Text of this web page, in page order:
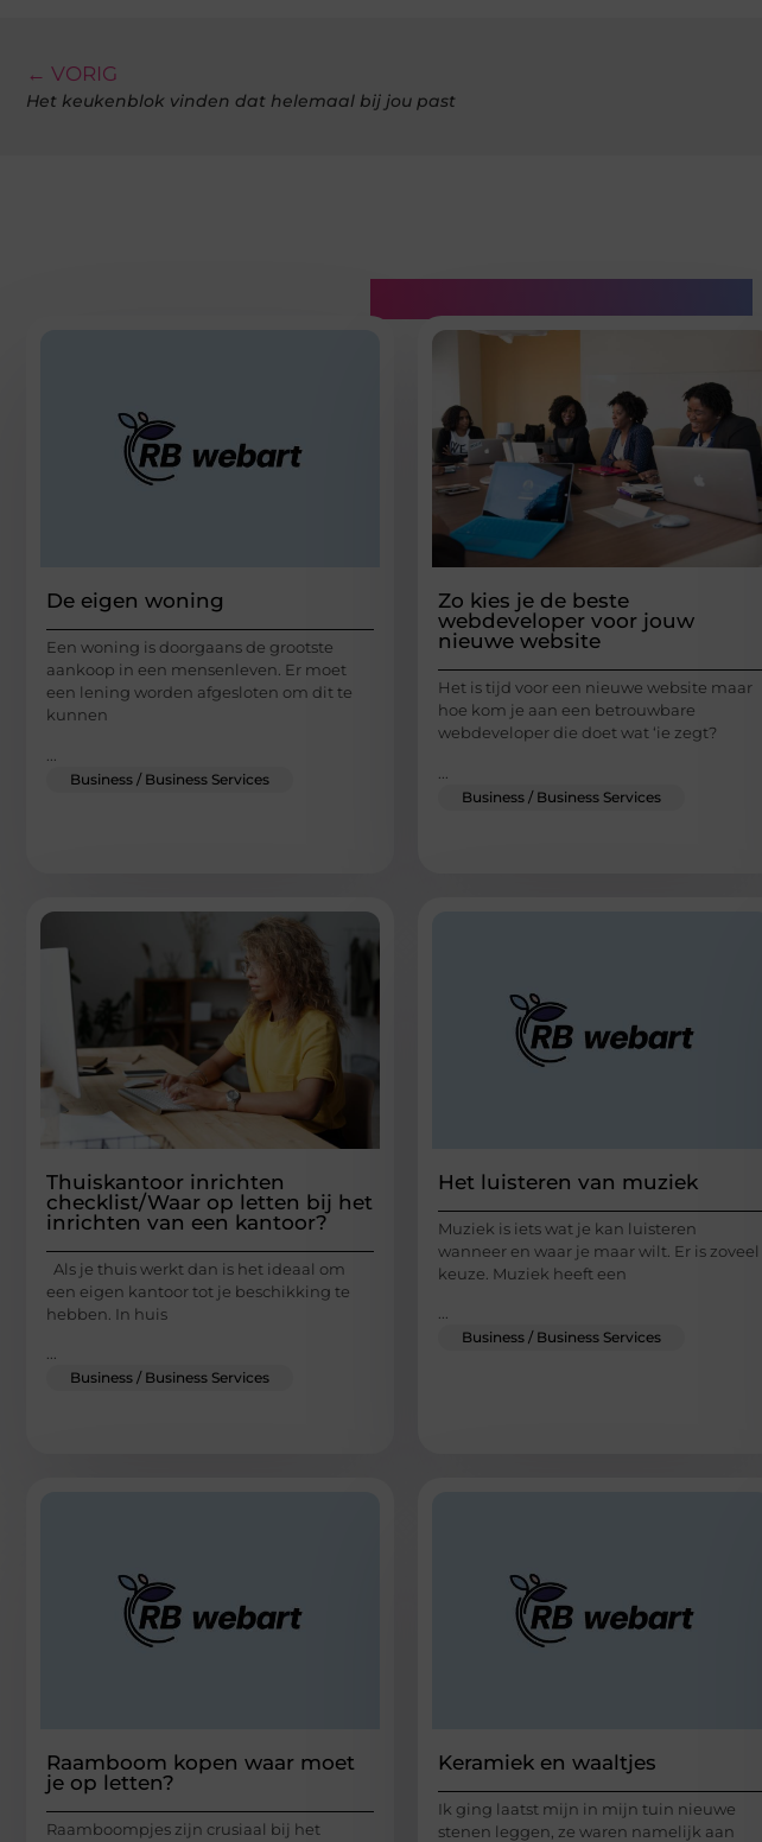
← VORIG
Het keukenblok vinden dat helemaal bij jou past
De eigen woning
Een woning is doorgaans de grootste
aankoop in een mensenleven. Er moet
een lening worden afgesloten om dit te
kunnen
Business / Business Services
Zo kies je de beste
webdeveloper voor jouw
nieuwe website
Het is tijd voor een nieuwe website maar
hoe kom je aan een betrouwbare
webdeveloper die doet wat ‘ie zegt?
Business / Business Services
Thuiskantoor inrichten
checklist/Waar op letten bij het
inrichten van een kantoor?
Als je thuis werkt dan is het ideaal om
een eigen kantoor tot je beschikking te
hebben. In huis
Business / Business Services
Het luisteren van muziek
Muziek is iets wat je kan luisteren
wanneer en waar je maar wilt. Er is zoveel
keuze. Muziek heeft een
Business / Business Services
Raamboom kopen waar moet
je op letten?
Raamboompjes zijn crusiaal bij het
Keramiek en waaltjes
Ik ging laatst mijn in mijn tuin nieuwe
stenen leggen, ze waren namelijk aan